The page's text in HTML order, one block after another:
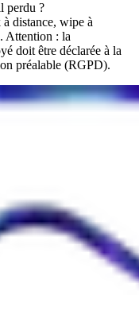
perdu ?
distance, wipe à
Attention : la
doit être déclarée à la
préalable (RGPD).